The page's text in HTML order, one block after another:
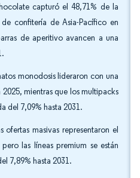
capturó el 48,71% de la
confitería de Asia-Pacífico en
de aperitivo avancen a una
monodosis lideraron con una
mientras que los multipacks
del 7,09% hasta 2031.
ofertas masivas representaron el
las líneas premium se están
7,89% hasta 2031.